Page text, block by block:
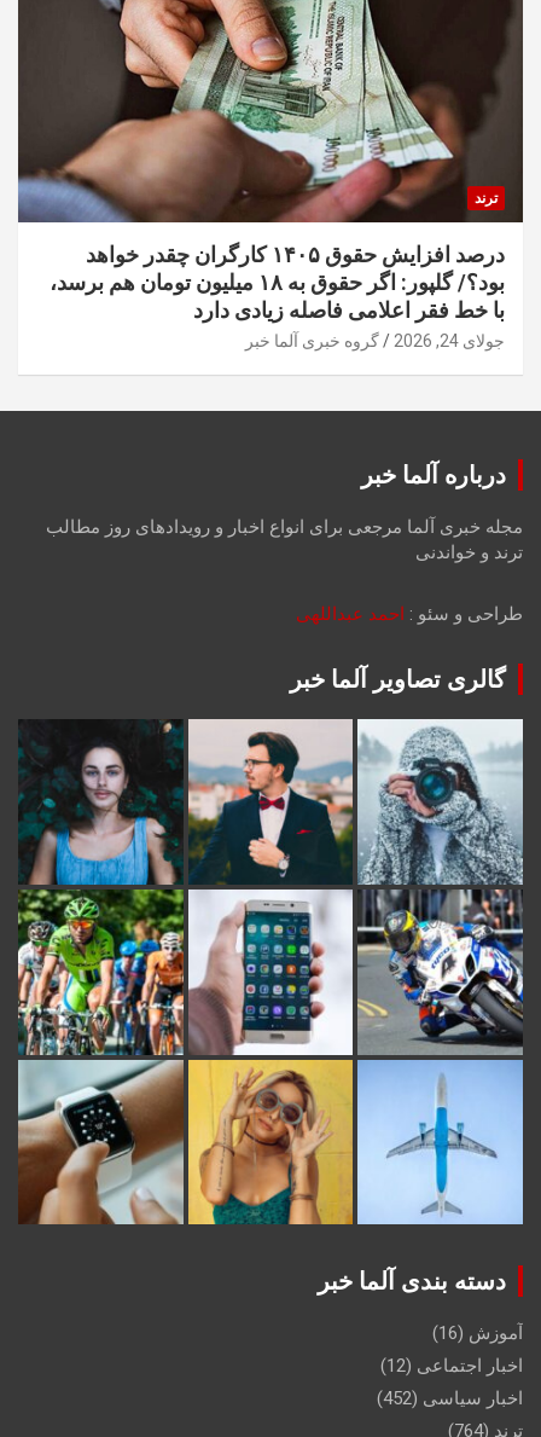
ترند
درصد افزایش حقوق ۱۴۰۵ کارگران چقدر خواهد
بود؟/ گلپور: اگر حقوق به ۱۸ میلیون تومان هم برسد،
با خط فقر اعلامی فاصله زیادی دارد
جولای 24, 2026 گروه خبری آلما خبر
درباره آلما خبر
مجله خبری آلما مرجعی برای انواع اخبار و رویدادهای روز مطالب
ترند و خواندنی
طراحی و سئو : احمد عبداللهی
گالری تصاویر آلما خبر
دسته بندی آلما خبر
آموزش (16)
اخبار اجتماعی (12)
اخبار سیاسی (452)
ترند (764)